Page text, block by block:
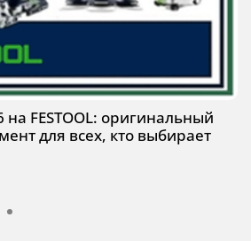
FESTOOL: оригинальный
для всех, кто выбирает